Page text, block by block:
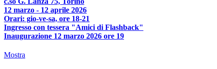
12 marzo - 12 aprile 2026
Orari: gio-ve-sa, ore 18-21
Ingresso con tessera "Amici di Flashback"
Inaugurazione 12 marzo 2026 ore 19
Mostra